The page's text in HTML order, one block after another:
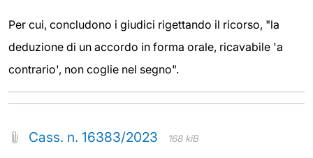
Per cui, concludono i giudici rigettando il ricorso, "la
deduzione di un accordo in forma orale, ricavabile 'a
contrario', non coglie nel segno".
Cass. n. 16383/2023 168 kiB